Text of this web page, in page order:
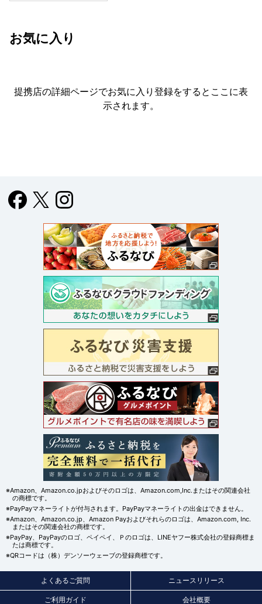
お気に入り
提携店の詳細ページでお気に入り登録をすると ここに表
示されます。
※Amazon、Amazon.co.jpおよびそのロゴは、Amazon.com,Inc.またはその関連会社
の商標です。
※PayPayマネーライトが付与されます。PayPayマネーライトの出金はできません。
※Amazon、Amazon.co.jp、Amazon Payおよびそれらのロゴは、Amazon.com, Inc.
またはその関連会社の商標です。
※PayPay、PayPayのロゴ、ペイペイ、Ｐのロゴは、LINEヤフー株式会社の登録商標ま
たは商標です。
※QRコードは（株）デンソーウェーブの登録商標です。
よくあるご質問 ニュースリリース
ご利用ガイド 会社概要